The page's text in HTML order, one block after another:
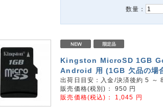
数量：
Kingston MicroSD 1GB
Android 用 (1GB 欠品の場
出荷日目安：入金/決済後約 5 ～
販売価格(税別)： 950 円
販売価格(税込)： 1,045 円